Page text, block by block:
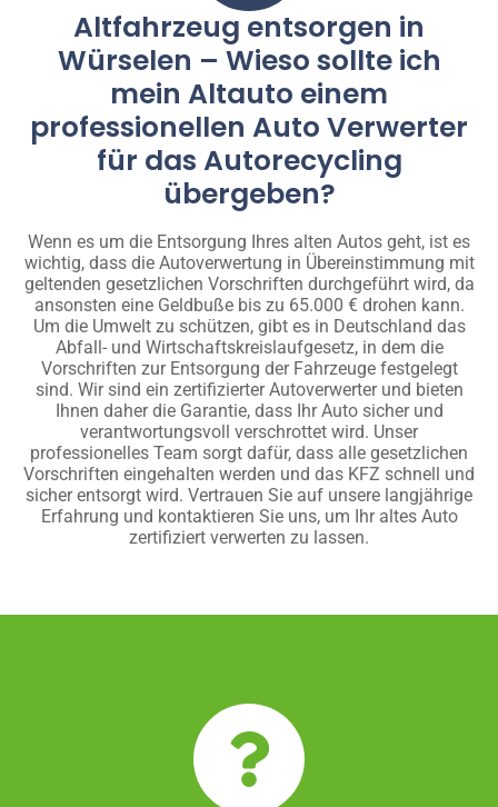
Altfahrzeug entsorgen in
Würselen – Wieso sollte ich
mein Altauto einem
professionellen Auto Verwerter
für das Autorecycling
übergeben?
Wenn es um die Entsorgung Ihres alten Autos geht, ist es
wichtig, dass die Autoverwertung in Übereinstimmung mit
geltenden gesetzlichen Vorschriften durchgeführt wird, da
ansonsten eine Geldbuße bis zu 65.000 € drohen kann.
Um die Umwelt zu schützen, gibt es in Deutschland das
Abfall- und Wirtschaftskreislaufgesetz, in dem die
Vorschriften zur Entsorgung der Fahrzeuge festgelegt
sind. Wir sind ein zertifizierter Autoverwerter und bieten
Ihnen daher die Garantie, dass Ihr Auto sicher und
verantwortungsvoll verschrottet wird. Unser
professionelles Team sorgt dafür, dass alle gesetzlichen
Vorschriften eingehalten werden und das KFZ schnell und
sicher entsorgt wird. Vertrauen Sie auf unsere langjährige
Erfahrung und kontaktieren Sie uns, um Ihr altes Auto
zertifiziert verwerten zu lassen.